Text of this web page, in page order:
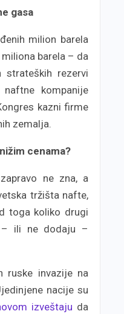
gasa
milion barela
barela – da
rezervi
kompanije
kazni firme
zemalja.
cenama?
ne zna, a
tržišta nafte,
toga koliko drugi
– ili ne dodaju –
ruske invazije na
nacije su
izveštaju da